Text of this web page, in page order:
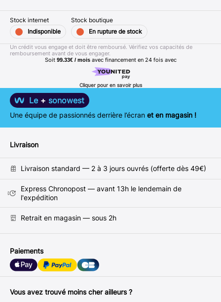
Soit 99.33€ / mois avec financement en 24 fois avec
Cliquer pour en savoir plus
Un crédit vous engage et doit être remboursé. Vérifiez vos capacités de
remboursement avant de vous engager.
Stock internet
Indisponible
Stock boutique
En rupture de stock
Le + sonowest
Une équipe de passionnés derrière l’écran et en magasin !
Livraison
Livraison standard — 2 à 3 jours ouvrés (offerte dès 49€)
Express Chronopost — avant 13h le lendemain de
l'expédition
Retrait en magasin — sous 2h
Paiements
Vous avez trouvé moins cher ailleurs ?